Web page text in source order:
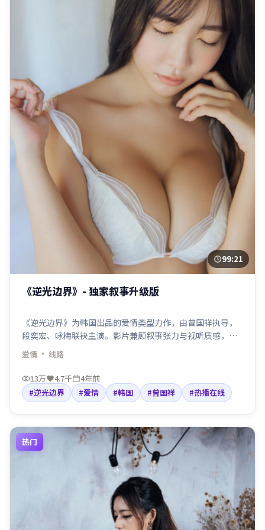
99:21
《逆光边界》- 独家叙事升级版
《逆光边界》为韩国出品的爱情类型力作，由曾国祥执导，
段奕宏、咏梅联袂主演。影片兼顾叙事张力与视听质感，适
合检索「爱情电影」「韩国」「曾国祥导演」等关键词。剧
情围绕人物抉择与命运碰撞展开，节奏利落，适合院线口碑
与线上点播人群观看。
爱情 · 线路
13万 4.7千
4年前
#逆光边界
#爱情 #韩国 #曾国祥 #热播在线
热门